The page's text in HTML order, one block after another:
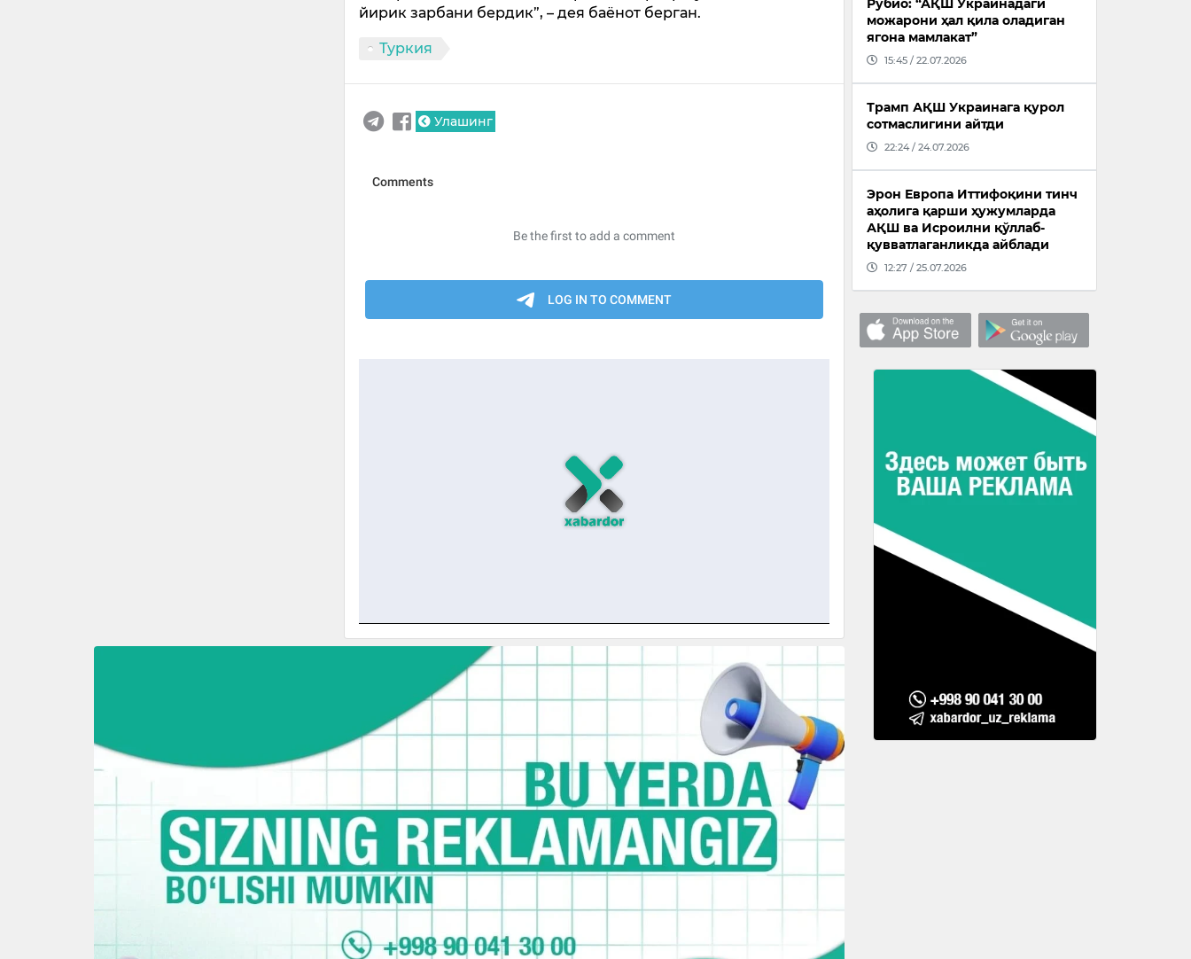
йирик зарбани бердик”, – дея баёнот берган.
Туркия
Улашинг
Рубио: “АҚШ Украинадаги
можарони ҳал қила оладиган
ягона мамлакат”
15:45 / 22.07.2026
Трамп АҚШ Украинага қурол
сотмаслигини айтди
22:24 / 24.07.2026
Эрон Европа Иттифоқини тинч
аҳолига қарши ҳужумларда
АҚШ ва Исроилни қўллаб-
қувватлаганликда айблади
12:27 / 25.07.2026